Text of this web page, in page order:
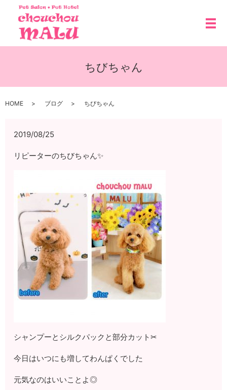
メ
ちびちゃん
HOME ブログ ちびちゃん
2019/08/25
リピーターのちびちゃん✨
シャンプーとシルクパックと部分カット✂
今日はいつにも増してわんぱくでした
元気なのはいいことよ◎